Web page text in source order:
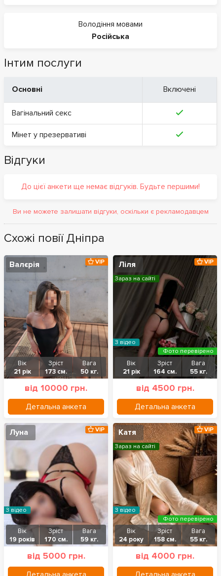
Володіння мовами
Російська
Інтим послуги
Основні Включені
Вагінальний секс
Мінет у презервативі
Відгуки
До цієї анкети ще немає відгуків. Будьте першими!
Ви не можете залишати відгуки, оскільки є рекламодавцем
Схожі повії Дніпра
Валєрія
Вік
21 рік
Зріст
173 см.
Вага
50 кг.
від 10000 грн.
Детальна анкета
VIP Ліля
Вік
21 рік
Зріст
164 см.
Вага
55 кг.
від 4500 грн.
Детальна анкета
VIP
Зараз на сайті
З відео
Фото перевірено
Луна
Вік
19 років
Зріст
170 см.
Вага
59 кг.
від 5000 грн.
VIP
З відео
Катя
Вік
24 року
Зріст
158 см.
Вага
55 кг.
від 4000 грн.
VIP
Зараз на сайті
З відео
Фото перевірено